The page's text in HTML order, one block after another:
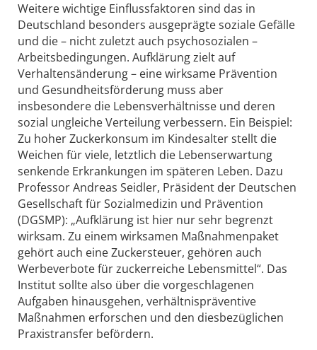
Weitere wichtige Einflussfaktoren sind das in
Deutschland besonders ausgeprägte soziale Gefälle
und die – nicht zuletzt auch psychosozialen –
Arbeitsbedingungen. Aufklärung zielt auf
Verhaltensänderung – eine wirksame Prävention
und Gesundheitsförderung muss aber
insbesondere die Lebensverhältnisse und deren
sozial ungleiche Verteilung verbessern. Ein Beispiel:
Zu hoher Zuckerkonsum im Kindesalter stellt die
Weichen für viele, letztlich die Lebenserwartung
senkende Erkrankungen im späteren Leben. Dazu
Professor Andreas Seidler, Präsident der Deutschen
Gesellschaft für Sozialmedizin und Prävention
(DGSMP): „Aufklärung ist hier nur sehr begrenzt
wirksam. Zu einem wirksamen Maßnahmenpaket
gehört auch eine Zuckersteuer, gehören auch
Werbeverbote für zuckerreiche Lebensmittel“. Das
Institut sollte also über die vorgeschlagenen
Aufgaben hinausgehen, verhältnispräventive
Maßnahmen erforschen und den diesbezüglichen
Praxistransfer befördern.